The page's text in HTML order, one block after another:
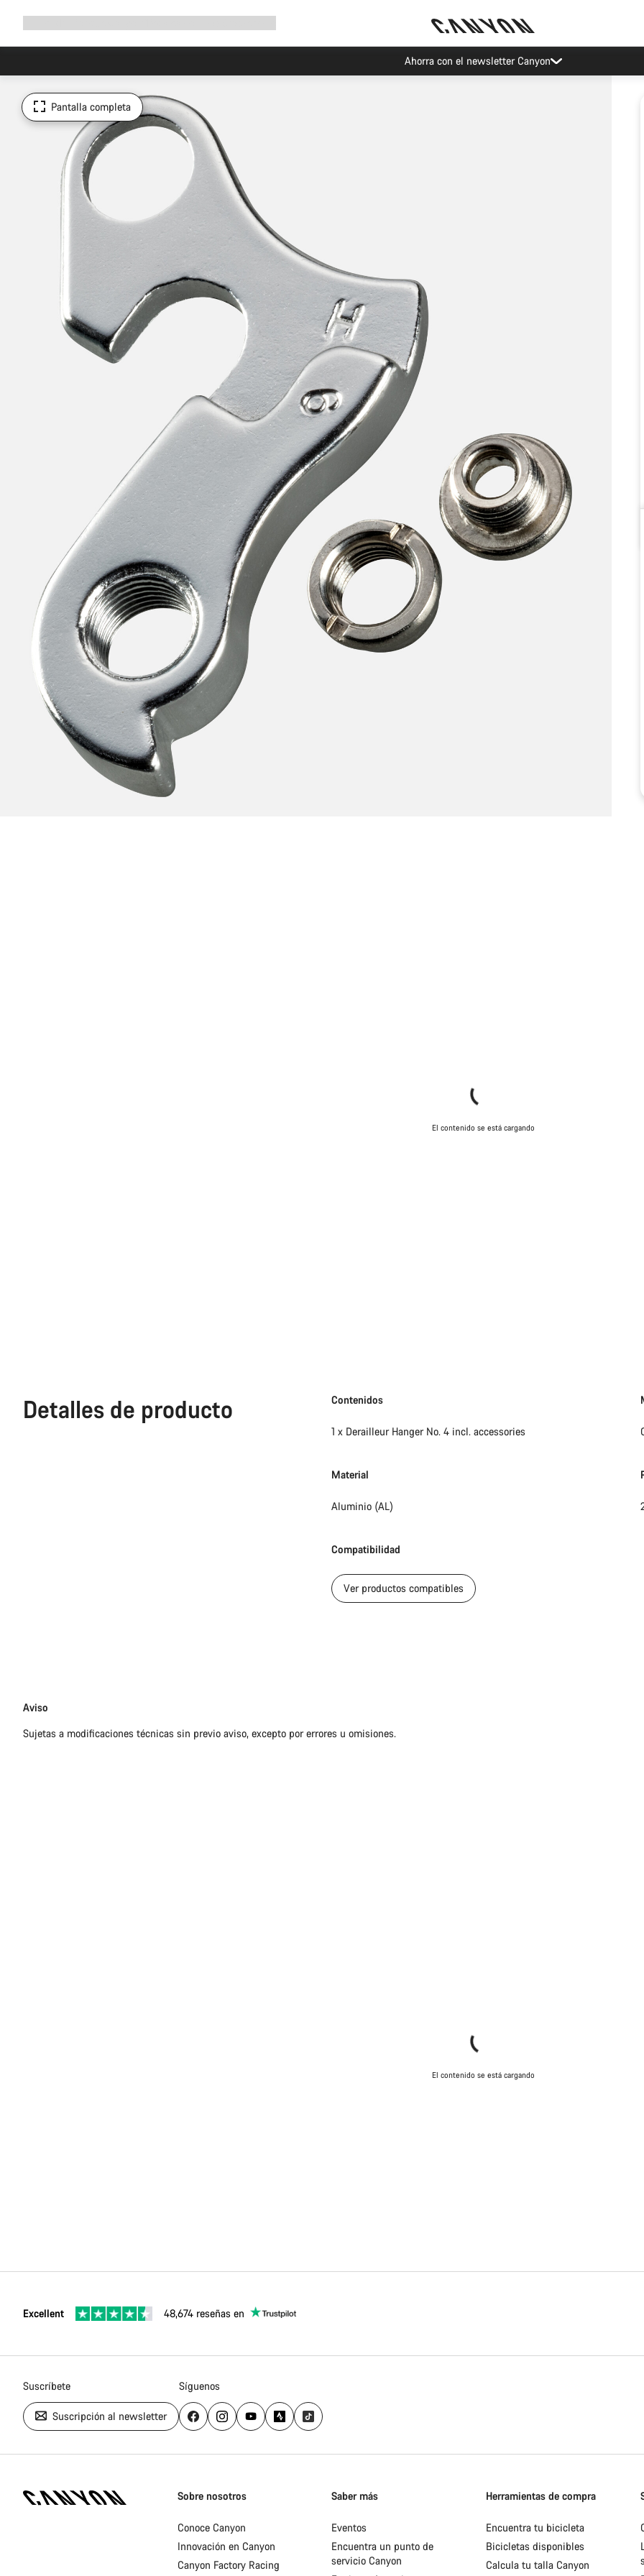
Ahorra con el newsletter Canyon
Pantalla completa
El contenido se está cargando
Detalles de producto Contenidos
1 x Derailleur Hanger No. 4 incl. accessories
Material
Aluminio (AL)
Compatibilidad
Ver productos compatibles
Exención
responsabilidades
Aviso
Sujetas a modificaciones técnicas sin previo aviso, excepto por errores u omisiones.
El contenido se está cargando
Excellent 48,674 reseñas en
Suscríbete
Suscripción al newsletter
Síguenos
Homepage
Sobre nosotros
Conoce Canyon
Innovación en Canyon
Canyon Factory Racing
Saber más
Eventos
Encuentra un punto de
servicio Canyon
Herramientas de compra
Encuentra tu bicicleta
Bicicletas disponibles
Calcula tu talla Canyon